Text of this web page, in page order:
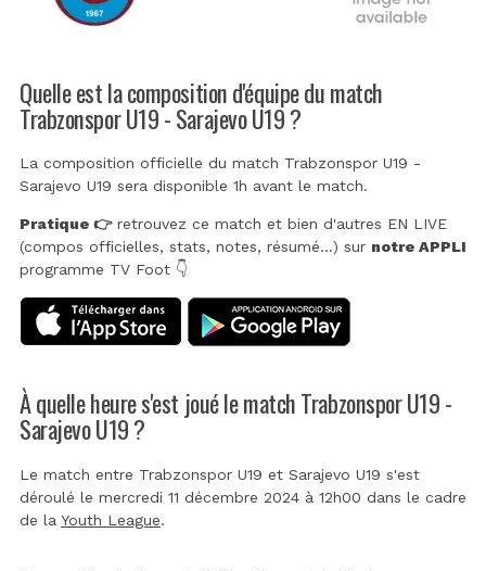
Quelle est la composition d'équipe du match
Trabzonspor U19 - Sarajevo U19 ?
La composition officielle du match Trabzonspor U19 -
Sarajevo U19 sera disponible 1h avant le match.
Pratique 👉retrouvez ce match et bien d'autres EN LIVE
(compos officielles, stats, notes, résumé...) sur notre APPLI
programme TV Foot 👇
À quelle heure s'est joué le match Trabzonspor U19 -
Sarajevo U19 ?
Le match entre Trabzonspor U19 et Sarajevo U19 s'est
déroulé le mercredi 11 décembre 2024 à 12h00 dans le cadre
de la Youth League.